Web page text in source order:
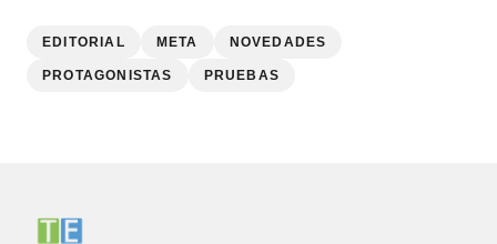
EDITORIAL META NOVEDADES
PROTAGONISTAS PRUEBAS